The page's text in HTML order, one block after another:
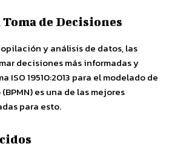
de Decisiones
y análisis de datos, las
decisiones más informadas y
ISO 19510:2013 para el modelado de
es una de las mejores
para esto.